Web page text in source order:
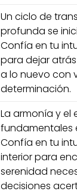
Un ciclo de
profunda se
Confía en tu
para dejar
a lo nuevo con
determinación.
La armonía y el
fundamentales
Confía en tu
interior para
serenidad
decisiones